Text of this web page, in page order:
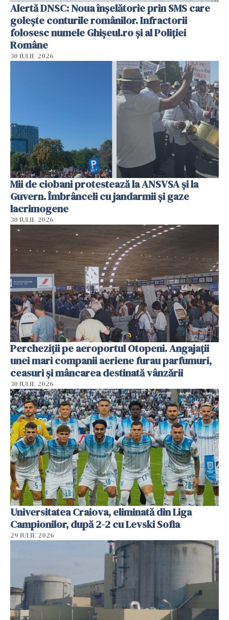
Alertă DNSC: Noua înșelătorie prin SMS care
golește conturile românilor. Infractorii
folosesc numele Ghișeul.ro și al Poliției
Române
30 IULIE 2026
Mii de ciobani protestează la ANSVSA și la
Guvern. Îmbrânceli cu jandarmii și gaze
lacrimogene
30 IULIE 2026
Percheziții pe aeroportul Otopeni. Angajații
unei mari companii aeriene furau parfumuri,
ceasuri și mâncarea destinată vânzării
30 IULIE 2026
Universitatea Craiova, eliminată din Liga
Campionilor, după 2-2 cu Levski Sofia
29 IULIE 2026